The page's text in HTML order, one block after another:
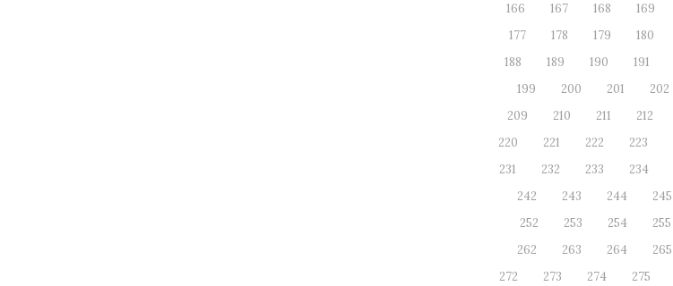
166
167 168 169
177
178 179 180
188
189 190 191
199
200 201 202
209
210 211 212
220
221 222 223
231
232 233 234
242
243 244 245
252
253 254 255
262
263 264 265
272
273 274 275